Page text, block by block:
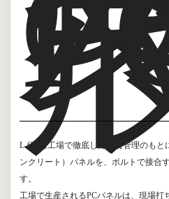
L-COは工場で徹底した品質管理のもと
ンクリート）パネルを、ボルトで接合
す。
工場で生産されるPCパネルは、現場